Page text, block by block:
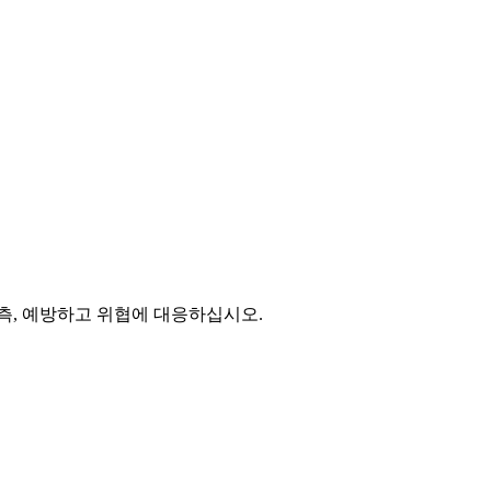
, 예방하고 위협에 대응하십시오.